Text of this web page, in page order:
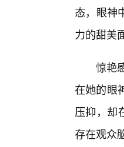
态，眼神
力的甜美
惊艳
在她的眼
压抑，却
存在观众